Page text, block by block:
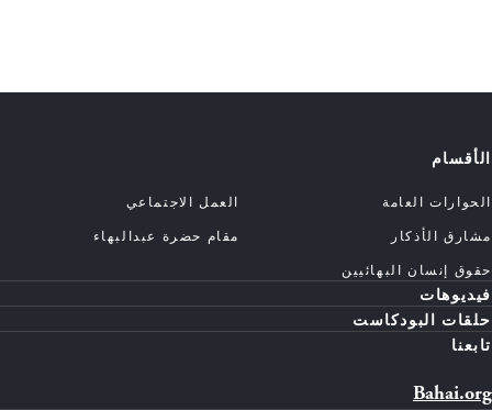
الأقسام
الحوارات العامة
العمل الاجتماعي
مشارق الأذكار
مقام حضرة عبدالبهاء
حقوق إنسان البهائيين
فيديوهات
حلقات البودكاست
تابعنا
Bahai.org